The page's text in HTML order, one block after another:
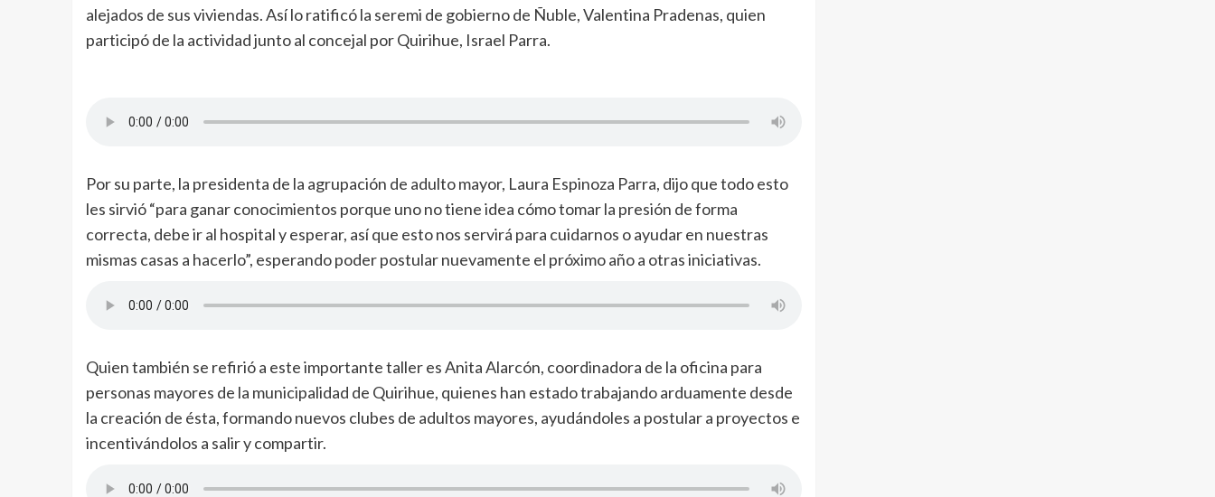
alejados de sus viviendas. Así lo ratificó la seremi de gobierno de Ñuble, Valentina Pradenas, quien
participó de la actividad junto al concejal por Quirihue, Israel Parra.
Por su parte, la presidenta de la agrupación de adulto mayor, Laura Espinoza Parra, dijo que todo esto
les sirvió “para ganar conocimientos porque uno no tiene idea cómo tomar la presión de forma
correcta, debe ir al hospital y esperar, así que esto nos servirá para cuidarnos o ayudar en nuestras
mismas casas a hacerlo”, esperando poder postular nuevamente el próximo año a otras iniciativas.
Quien también se refirió a este importante taller es Anita Alarcón, coordinadora de la oficina para
personas mayores de la municipalidad de Quirihue, quienes han estado trabajando arduamente desde
la creación de ésta, formando nuevos clubes de adultos mayores, ayudándoles a postular a proyectos e
incentivándolos a salir y compartir.